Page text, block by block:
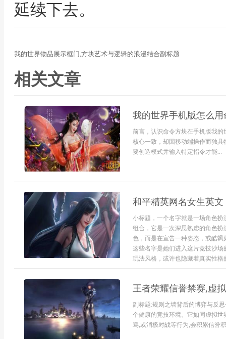
延续下去。
我的世界物品展示框门,方块艺术与逻辑的浪漫结合副标题
相关文章
我的世界手机版怎么
前言，认识命令方块在手机版我
核心一致，却因移动端操作而独
要创造模式并输入特定指令才能...
和平精英网名女生英
小标题，一个名字就是一场角色
组合，它是一次深思熟虑的角色
色，而是在宣告一种姿态，或酷飒
这些名字是她们进入这片竞技沙
玩法风格，或许也隐藏着真实性格
王者荣耀信誉禁赛,虚
副标题:规则之墙背后的博弈与反
个健康的竞技环境。它如同虚拟
骂,或消极对战等行为,会积累信誉